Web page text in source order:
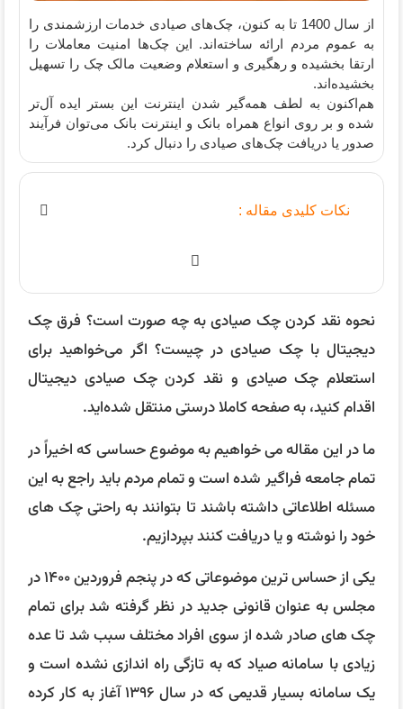
از سال 1400 تا به کنون، چک‌های صیادی خدمات ارزشمندی را
به عموم مردم ارائه ساخته‌اند. این چک‌ها امنیت معاملات را
ارتقا بخشیده و رهگیری و استعلام وضعیت مالک چک را تسهیل
بخشیده‌اند.
هم‌اکنون به لطف همه‌گیر شدن اینترنت این بستر ایده آل‌تر
شده و بر روی انواع همراه بانک و اینترنت بانک می‌توان فرآیند
صدور یا دریافت چک‌های صیادی را دنبال کرد.
نکات کلیدی مقاله :
نحوه نقد کردن چک صیادی به چه صورت است؟ فرق چک
دیجیتال با چک صیادی در چیست؟ اگر می‌خواهید برای
استعلام چک صیادی و نقد کردن چک صیادی دیجیتال
اقدام کنید، به صفحه کاملا درستی منتقل شده‌اید.
ما در این مقاله می خواهیم به موضوع حساسی که اخیراً در
تمام جامعه فراگیر شده است و تمام مردم باید راجع به این
مسئله اطلاعاتی داشته باشند تا بتوانند به راحتی چک های
خود را نوشته و یا دریافت کنند بپردازیم.
یکی از حساس ترین موضوعاتی که در پنجم فروردین ۱۴۰۰ در
مجلس به عنوان قانونی جدید در نظر گرفته شد برای تمام
چک های صادر شده از سوی افراد مختلف سبب شد تا عده
زیادی با سامانه صیاد که به تازگی راه اندازی نشده است و
یک سامانه بسیار قدیمی که در سال ۱۳۹۶ آغاز به کار کرده